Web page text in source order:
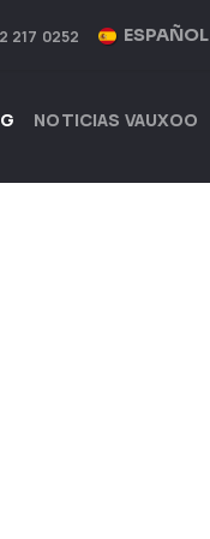
217 0252 ESPAÑOL
NOTICIAS VAUXOO